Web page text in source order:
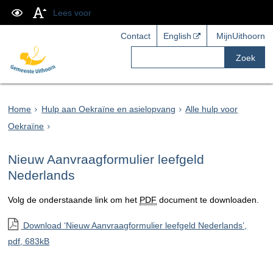
Lees voor
Contact English MijnUithoorn
Zoek
Home Hulp aan Oekraïne en asielopvang
Alle hulp voor
Oekraïne
Nieuw Aanvraagformulier leefgeld
Nederlands
Volg de onderstaande link om het PDF document te downloaden.
Download ‘Nieuw Aanvraagformulier leefgeld Nederlands’,
pdf , 683kB